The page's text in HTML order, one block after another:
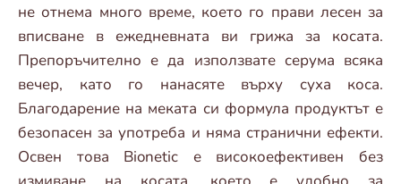
не отнема много време, което го прави лесен за
вписване в ежедневната ви грижа за косата.
Препоръчително е да използвате серума всяка
вечер, като го нанасяте върху суха коса.
Благодарение на меката си формула продуктът е
безопасен за употреба и няма странични ефекти.
Освен това Bionetic е високоефективен без